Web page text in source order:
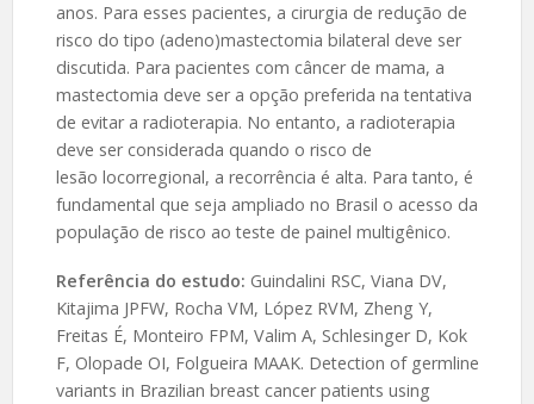
anos. Para esses pacientes, a cirurgia de redução de
risco do tipo (adeno)mastectomia bilateral deve ser
discutida. Para pacientes com câncer de mama, a
mastectomia deve ser a opção preferida na tentativa
de evitar a radioterapia. No entanto, a radioterapia
deve ser considerada quando o risco de
lesão locorregional, a recorrência é alta. Para tanto, é
fundamental que seja ampliado no Brasil o acesso da
população de risco ao teste de painel multigênico.
Referência do estudo: Guindalini RSC, Viana DV,
Kitajima JPFW, Rocha VM, López RVM, Zheng Y,
Freitas É, Monteiro FPM, Valim A, Schlesinger D, Kok
F, Olopade OI, Folgueira MAAK. Detection of germline
variants in Brazilian breast cancer patients using